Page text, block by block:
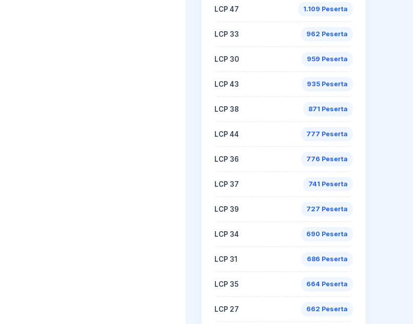
LCP 47 1.109 Peserta
LCP 33 962 Peserta
LCP 30 959 Peserta
LCP 43 935 Peserta
LCP 38 871 Peserta
LCP 44 777 Peserta
LCP 36 776 Peserta
LCP 37 741 Peserta
LCP 39 727 Peserta
LCP 34 690 Peserta
LCP 31 686 Peserta
LCP 35 664 Peserta
LCP 27 662 Peserta